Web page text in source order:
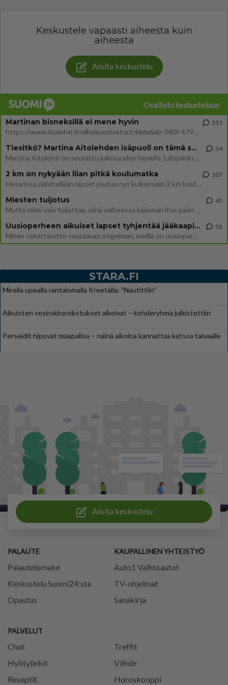
Keskustele vapaasti aiheesta kuin
aiheesta
Aloita keskustelu
Osallistu keskusteluun
Martinan bisneksillä ei mene hyvin
https://www.iltalehti.fi/viihdeuutiset/a/c46da6ab-340f-4790-aaa7-0865eed2336 Yrityksen konkurssihakemus on tullut kärä
331
Tiesitkö? Martina Aitolehden isäpuoli on tämä suosittu laulaja
Martina Aitolehti on seurattu julkisuuden henkilö. Lähipiiriin mahtuu muitakin tunnettuja henkilöitä. Tiesitkö, että Ma
34
2 km on nykyään liian pitkä koulumatka
Hesarissa päivitellään lapset joutuu nyt kulkemaan 2 km kouluun jösses. Ruostefillarilla tuo matka menee vaikka miten äk
107
Miesten tuijotus
Mutta mies vain tuijottaa, siinä vaiheessa käännän itse pään pois. Mikä juttu? Yleensä jos joku tuijottaa tai katsoo, hä
45
Uusioperheen aikuiset lapset tyhjentää jääkaapin käydessään
Miten selvittäisitte seuraavan ongelman, meillä on uusioperhe, minulla teini-ikäiset lapset ja puolisolla aikuiset, jotk
58
STARA.FI
Mirella upealla rantalomalla Kreetalla: ”Nautittiin”
Aikuisten vesirokkorokotukset alkoivat – kohderyhmä julkistettiin
Perseidit hipovat maapalloa – näinä aikoina kannattaa katsoa taivaalle
Aloita keskustelu
PALAUTE
Palautelomake
Keskustelu Suomi24:sta
Opastus
PALVELUT
Chat
Treffit
Hyötylinkit
Viihde
Reseptit
Horoskooppi
KAUPALLINEN YHTEISTYÖ
Auto1 Vaihtoautot
TV-ohjelmat
Sanakirja